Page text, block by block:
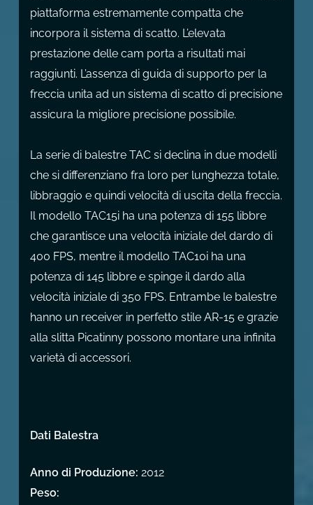
piattaforma estrema­mente compatta che
incorpora il sistema di scatto. L’elevata
prestazione delle cam porta a risultati mai
raggiunti. L’assenza di guida di supporto per la
freccia unita ad un sistema di scatto di precisione
assicura la migliore precisione possibile.
La serie di balestre TAC si declina in due modelli
che si differenziano fra loro per lunghezza totale,
libbraggio e quindi velocità di uscita della freccia.
Il modello TAC15i ha una potenza di 155 libbre
che garantisce una velocità iniziale del dardo di
400 FPS, mentre il modello TAC10i ha una
potenza di 145 libbre e spinge il dardo alla
velocità iniziale di 350 FPS. Entrambe le balestre
hanno un receiver in perfetto stile AR-15 e grazie
alla slitta Picatinny possono montare una infinita
varietà di accessori.
Dati Balestra
Anno di Produzione: 2012
Peso: